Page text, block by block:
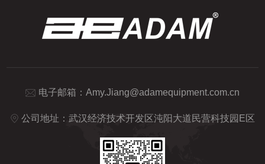
电子邮箱： Amy.Jiang@adamequipment.com.cn
公司地址：武汉经济技术开发区沌阳大道民营科技园E区